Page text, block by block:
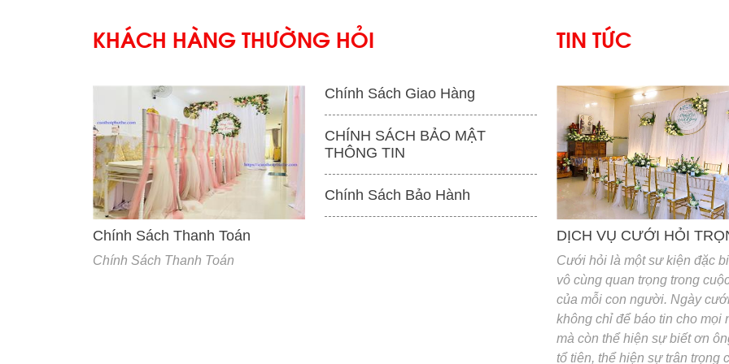
KHÁCH HÀNG THƯỜNG HỎI
'
Chính Sách Thanh Toán
Chính Sách Thanh Toán
Chính Sách Giao Hàng
CHÍNH SÁCH BẢO MẬT
THÔNG TIN
Chính Sách Bảo Hành
TIN TỨC
'
DỊCH VỤ CƯỚI HỎI
Cưới hỏi là một sư kiện đặc
vô cùng quan trọng trong
của mỗi con người. Ngày
không chỉ để báo tin cho mọi
mà còn thể hiện sự biết ơn
tổ tiên, thể hiện sự trân trọng